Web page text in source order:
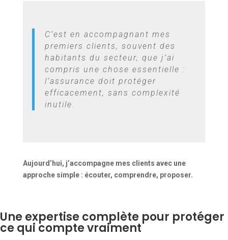
C’est en accompagnant mes
premiers clients, souvent des
habitants du secteur, que j’ai
compris une chose essentielle :
l’assurance doit protéger
efficacement, sans complexité
inutile.
Aujourd’hui, j’accompagne mes clients avec une
approche simple : écouter, comprendre, proposer.
Une expertise complète pour protéger
ce qui compte vraiment